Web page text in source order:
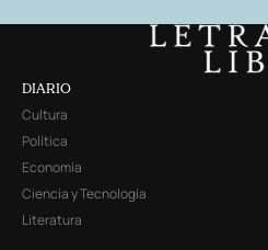
DIARIO
Cultura
Política
Economía
Ciencia y Tecnología
Literatura